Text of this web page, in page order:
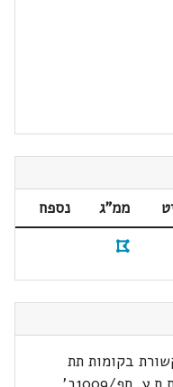
ממ"ג
נספח
בקומות תת